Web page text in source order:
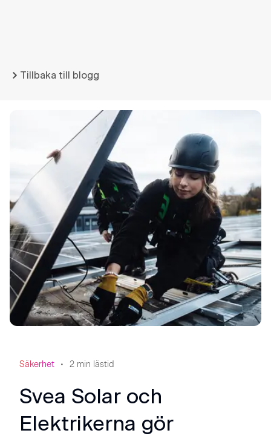
Tillbaka till blogg
Säkerhet 2 min lästid
Svea Solar och
Elektrikerna gör